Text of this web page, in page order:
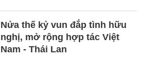
Nửa thế kỷ vun đắp tình hữu
nghị, mở rộng hợp tác Việt
Nam - Thái Lan